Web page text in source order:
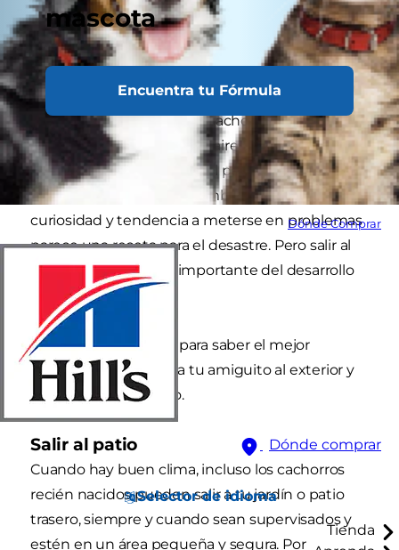
mascota
Encuentra tu Fórmula
Dónde Comprar
Dónde comprar
Selector de idioma
Tienda
¿Cuándo pueden salir los cachorros al exterior?
Dejar salir a un cachorro al aire libre por primera
vez puede causar temor. El pequeño y delicado
cuerpo de tu cachorro combinado con su
curiosidad y tendencia a meterse en problemas
parece una receta para el desastre. Pero salir al
exterior es una parte importante del desarrollo
de un cachorro.
Sigue estos consejos para saber el mejor
momento para sacar a tu amiguito al exterior y
presentarle el mundo.
Salir al patio
Cuando hay buen clima, incluso los cachorros
recién nacidos pueden salir a tu jardín o patio
trasero, siempre y cuando sean supervisados y
estén en un área pequeña y segura. Por